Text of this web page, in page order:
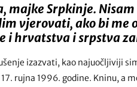
majke Srpkinje.
vjerovati, ako bi me
i hrvatstva i srpstva
izazvati, kao najuočljiviji
rujna 1996. godine. Kninu, a